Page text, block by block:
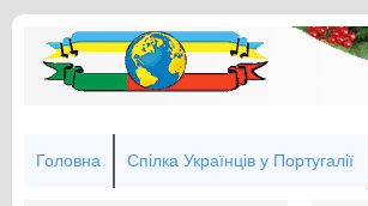
Головна Спілка Українців у Португалії